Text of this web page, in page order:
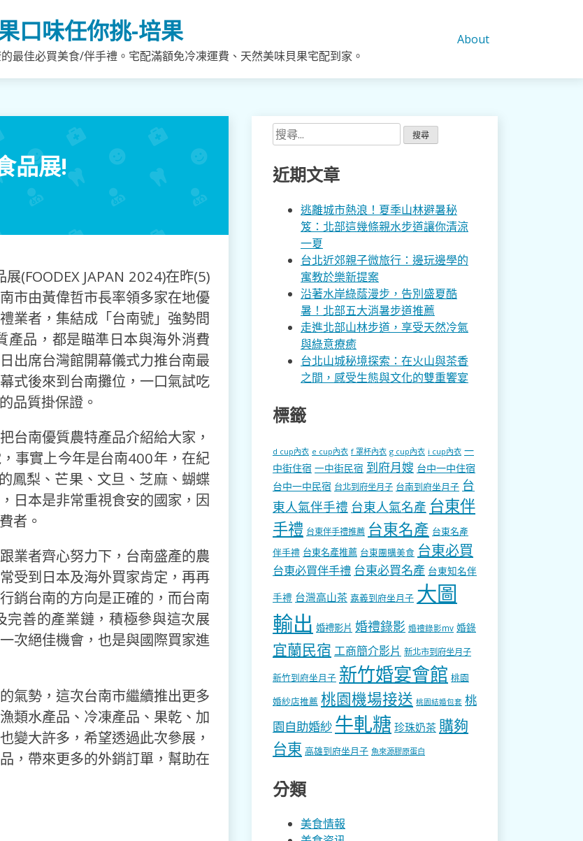
口味任你挑-培果
最佳必買美食/伴手禮。宅配滿額免冷凍運費、天然美味貝果宅配到家。
About
品展!
(FOODEX JAPAN 2024)在昨(5)
市由黃偉哲市長率領多家在地優
業者，集結成「台南號」強勢問
品，都是瞄準日本與海外消費
出席台灣館開幕儀式力推台南最
式後來到台南攤位，一口氣試吃
品質掛保證。
台南優質農特產品介紹給大家，
事實上今年是台南400年，在紀
鳳梨、芒果、文旦、芝麻、蝴蝶
日本是非常重視食安的國家，因
者。
業者齊心努力下，台南盛產的農
受到日本及海外買家肯定，再再
銷台南的方向是正確的，而台南
善的產業鏈，積極參與這次展
次絕佳機會，也是與國際買家進
氣勢，這次台南市繼續推出更多
類水產品、冷凍產品、果乾、加
變大許多，希望透過此次參展，
，帶來更多的外銷訂單，幫助在
搜
尋
關
鍵
近期文章
逃離城市熱浪！夏季山林避暑秘
笈：北部這幾條親水步道讓你清涼
一夏
台北近郊親子微旅行：邊玩邊學的
寓教於樂新提案
沿著水岸綠蔭漫步，告別盛夏酷
暑！北部五大消暑步道推薦
走進北部山林步道，享受天然冷氣
與綠意療癒
台北山城秘境探索：在火山與茶香
之間，感受生態與文化的雙重饗宴
標籤
d cup內衣 e cup內衣 f 罩杯內衣 g cup內衣 i cup內衣 一
中街住宿 一中街民宿 到府月嫂 台中一中住宿
台中一中民宿 台北到府坐月子 台南到府坐月子 台
東人氣伴手禮 台東人氣名產 台東伴
手禮 台東伴手禮推薦 台東名產 台東名產
伴手禮 台東名產推薦 台東團購美食 台東必買
台東必買伴手禮 台東必買名產 台東知名伴
手禮 台灣高山茶 嘉義到府坐月子 大圖
輸出 婚禮影片 婚禮錄影 婚禮錄影mv 婚錄
宜蘭民宿 工商簡介影片 新北市到府坐月子
新竹到府坐月子 新竹婚宴會館 桃園
婚紗店推薦 桃園機場接送 桃園結婚包套 桃
園自助婚紗 牛軋糖 珍珠奶茶 購夠
台東 高雄到府坐月子 魚來源膠原蛋白
分類
美食情報